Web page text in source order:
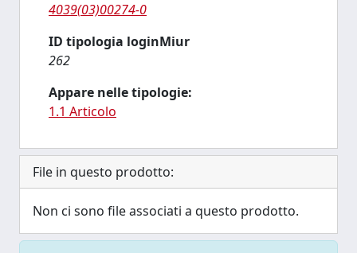
4039(03)00274-0
ID tipologia loginMiur
262
Appare nelle tipologie:
1.1 Articolo
File in questo prodotto:
Non ci sono file associati a questo prodotto.